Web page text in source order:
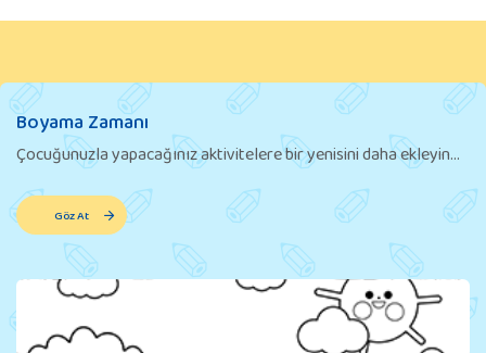
pişirin. […]
Boyama Zamanı
Çocuğunuzla yapacağınız aktivitelere bir yenisini daha ekleyin...
Göz At